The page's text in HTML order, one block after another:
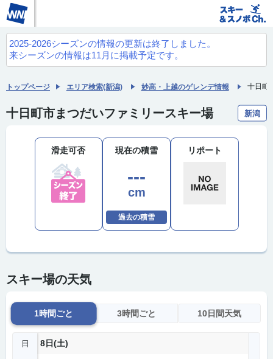
2025-2026シーズンの情報の更新は終了しました。
来シーズンの情報は11月に掲載予定です。
トップページ エリア検索(新潟) 妙高・上越のゲレンデ情報 十日町
十日町市まつだいファミリースキー場 新潟
滑走可否 現在の積雪
---
cm
過去の積雪
リポート
スキー場の天気
1時間ごと 3時間ごと 10日間天気
日 8日(土)